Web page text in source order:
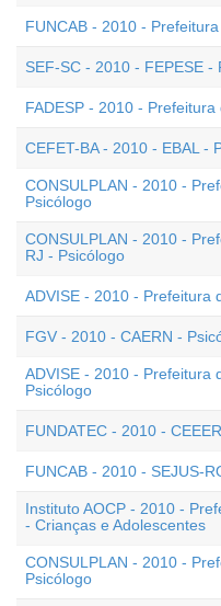
FUNCAB - 2010 -
SEF-SC - 2010 - FEPESE -
FADESP - 2010 -
CEFET-BA - 2010 - EBAL -
CONSULPLAN - 2010 -
Psicólogo
CONSULPLAN - 2010 -
RJ - Psicólogo
ADVISE - 2010 - Prefeitura
FGV - 2010 - CAERN -
ADVISE - 2010 - Prefeitura
Psicólogo
FUNDATEC - 2010 -
FUNCAB - 2010 - SEJUS-
Instituto AOCP - 2010 -
- Crianças e Adolescentes
CONSULPLAN - 2010 -
Psicólogo